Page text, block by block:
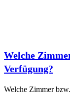
Welche
Verfügung?
Welche Zimmer